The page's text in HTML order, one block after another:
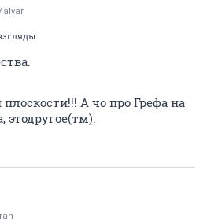
А чо про Грефа на
этодругое(тм).